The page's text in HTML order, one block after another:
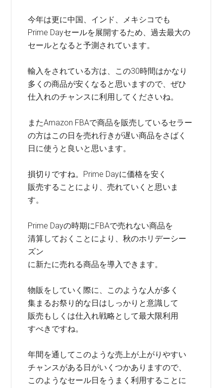
今年は更に中国、インド、メキシコでも
Prime Dayセールを展開するため、過去最大の
セールとなると予測されています。
輸入をされている方は、この30時間はかなり
多くの商品が安くなると思いますので、ぜひ
仕入れのチャンスに利用してくださいね。
またAmazon FBAで商品を販売しているセラー
の方はこの日を売れ行きが遅い商品をさばく
日に使うと良いと思います。
損切りですね。Prime Dayに価格を安く
販売することにより、売れていくと思いま
す。
Prime Dayの時期にFBAで売れない商品を
清算しておくことにより、秋のホリデーシー
ズン
に新たに売れる商品を導入できます。
物販をしていく際に、このような人が多く
集まるお祭り的な日はしっかりと意識して
販売もしくは仕入れ戦略として最大限利用
すべきですね。
年間を通してこのような売上が上がりやすい
チャンスがある日がいくつかありますので、
このようなセール日をうまく利用することに